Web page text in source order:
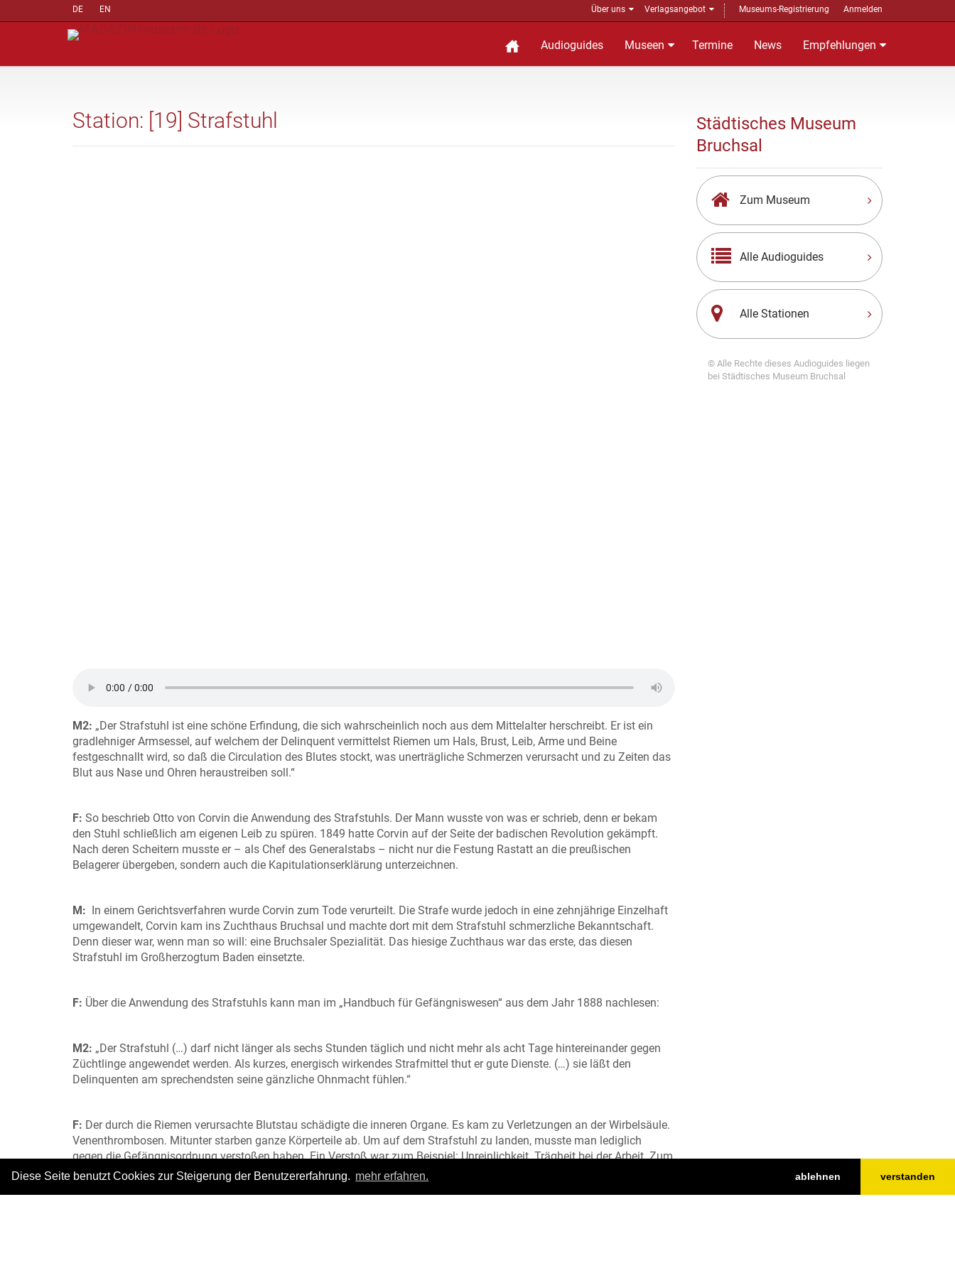
Diese Seite benutzt Cookies zur Steigerung der Benutzererfahrung. mehr erfahren. ablehnen verstanden
DE EN Über uns Verlagsangebot Museums-Registrierung Anmelden
Audioguides Museen Termine News Empfehlungen
Station: [19] Strafstuhl
M2: „Der Strafstuhl ist eine schöne Erfindung, die sich wahrscheinlich noch aus dem Mittelalter herschreibt. Er ist ein
gradlehniger Armsessel, auf welchem der Delinquent vermittelst Riemen um Hals, Brust, Leib, Arme und Beine
festgeschnallt wird, so daß die Circulation des Blutes stockt, was unerträgliche Schmerzen verursacht und zu Zeiten das
Blut aus Nase und Ohren heraustreiben soll.“
F: So beschrieb Otto von Corvin die Anwendung des Strafstuhls. Der Mann wusste von was er schrieb, denn er bekam
den Stuhl schließlich am eigenen Leib zu spüren. 1849 hatte Corvin auf der Seite der badischen Revolution gekämpft.
Nach deren Scheitern musste er – als Chef des Generalstabs – nicht nur die Festung Rastatt an die preußischen
Belagerer übergeben, sondern auch die Kapitulationserklärung unterzeichnen.
M: In einem Gerichtsverfahren wurde Corvin zum Tode verurteilt. Die Strafe wurde jedoch in eine zehnjährige Einzelhaft
umgewandelt, Corvin kam ins Zuchthaus Bruchsal und machte dort mit dem Strafstuhl schmerzliche Bekanntschaft.
Denn dieser war, wenn man so will: eine Bruchsaler Spezialität. Das hiesige Zuchthaus war das erste, das diesen
Strafstuhl im Großherzogtum Baden einsetzte.
F: Über die Anwendung des Strafstuhls kann man im „Handbuch für Gefängniswesen“ aus dem Jahr 1888 nachlesen:
M2: „Der Strafstuhl (…) darf nicht länger als sechs Stunden täglich und nicht mehr als acht Tage hintereinander gegen
Züchtlinge angewendet werden. Als kurzes, energisch wirkendes Strafmittel thut er gute Dienste. (…) sie läßt den
Delinquenten am sprechendsten seine gänzliche Ohnmacht fühlen.“
F: Der durch die Riemen verursachte Blutstau schädigte die inneren Organe. Es kam zu Verletzungen an der Wirbelsäule.
Venenthrombosen. Mitunter starben ganze Körperteile ab. Um auf dem Strafstuhl zu landen, musste man lediglich
gegen die Gefängnisordnung verstoßen haben. Ein Verstoß war zum Beispiel: Unreinlichkeit. Trägheit bei der Arbeit. Zum
Fensterhinaussehen. Sprechen durch die Luftheizung, Unanständiges Benehmen in Rede, Gang und Haltung oder
Städtisches Museum
Bruchsal
Zum Museum
Alle Audioguides
Alle Stationen
© Alle Rechte dieses Audioguides liegen
bei Städtisches Museum Bruchsal